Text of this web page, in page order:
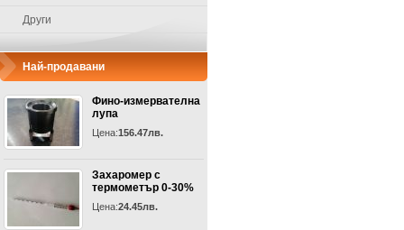
Други
Най-продавани
Фино-измервателна
лупа
Цена:156.47лв.
Захаромер с
термометър 0-30%
Цена:24.45лв.